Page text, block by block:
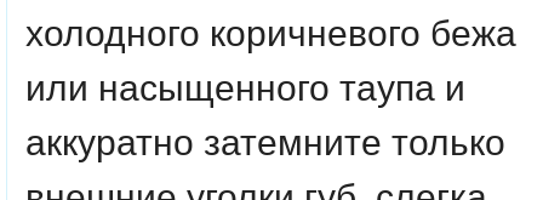
холодного коричневого бежа
или насыщенного таупа и
аккуратно затемните только